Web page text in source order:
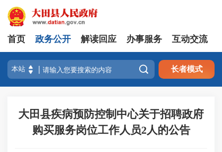
首页 政务公开 解读回应 办事服务 互动交流
 长者模式
大田县疾病预防控制中心关于招聘政府
购买服务岗位工作人员2人的公告